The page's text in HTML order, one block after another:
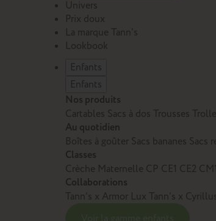
Univers
Prix doux
La marque Tann's
Lookbook
Enfants
Enfants
Nos produits
Cartables Sacs à dos Trousses
Au quotidien
Boîtes à goûter Sacs bananes Sacs
Classes
Crèche Maternelle CP CE1 CE2 CM1
Collaborations
Tann’s x Armor Lux Tann’s x